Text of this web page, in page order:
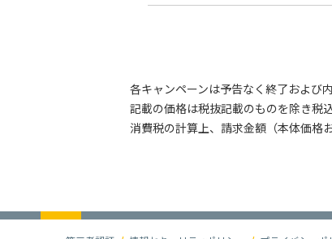
各キャンペーンは予告なく終了および
記載の価格は税抜記載のものを除き税
消費税の計算上、請求金額（本体価格